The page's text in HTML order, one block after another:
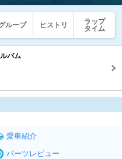
ループ ヒストリ
ラップ
タイム
バム
愛車紹介
パーツレビュー